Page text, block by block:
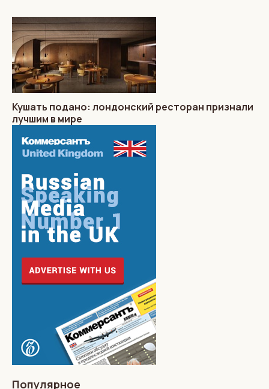
Кушать подано: лондонский ресторан признали
лучшим в мире
Популярное